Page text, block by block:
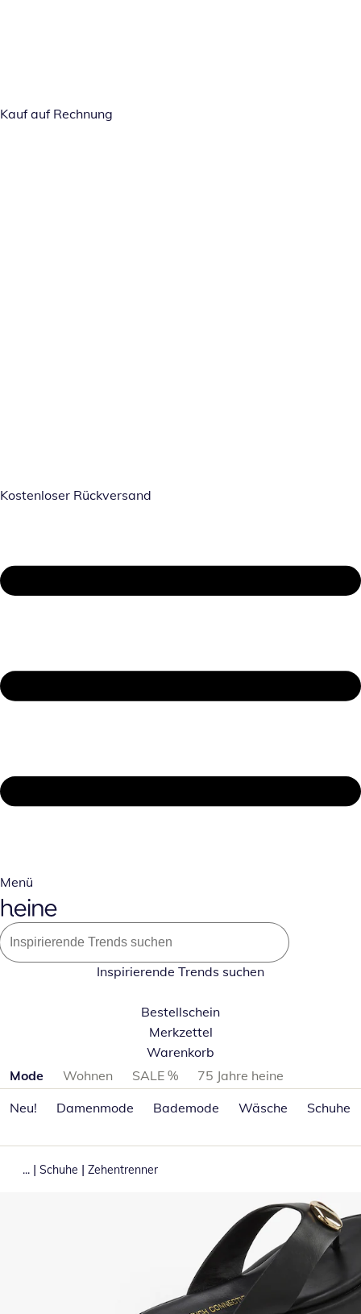
Kauf auf Rechnung
Kostenloser Rückversand
Menü
Inspirierende Trends suchen
Bestellschein
Merkzettel
Warenkorb
Produktkategorien überspringen
Mode Wohnen SALE %
75 Jahre heine
Neu!
Damenmode Bademode Wäsche Schuhe
... | Schuhe | Zehentrenner